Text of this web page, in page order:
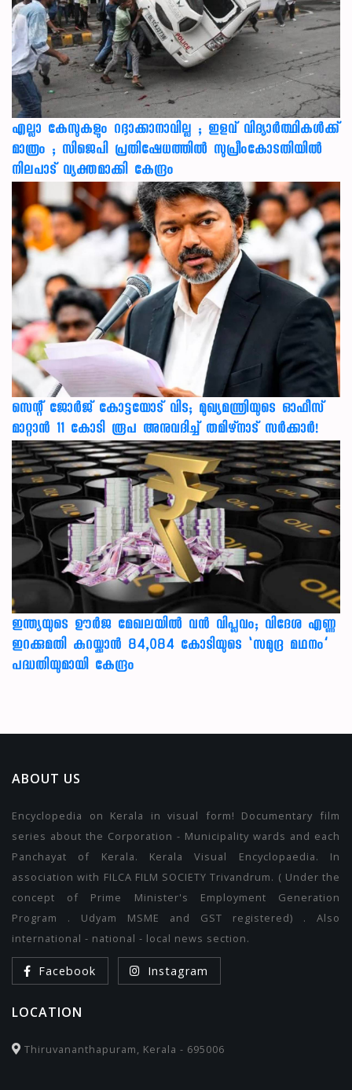
എല്ലാ കേസുകളും റദ്ദാക്കാനാവില്ല ; ഇളവ് വിദ്യാർത്ഥികൾക്ക്
മാത്രം ; സിജെപി പ്രതിഷേധത്തിൽ സുപ്രീംകോടതിയിൽ
നിലപാട് വ്യക്തമാക്കി കേന്ദ്രം
സെന്റ് ജോർജ് കോട്ടയോട് വിട; മുഖ്യമന്ത്രിയുടെ ഓഫീസ്
മാറ്റാൻ 11 കോടി രൂപ അനുവദിച്ച് തമിഴ്നാട് സർക്കാർ!
ഇന്ത്യയുടെ ഊർജ മേഖലയിൽ വൻ വിപ്ലവം; വിദേശ എണ്ണ
ഇറക്കുമതി കുറയ്ക്കാൻ 84,084 കോടിയുടെ ‘സമുദ്ര മഥനം’
പദ്ധതിയുമായി കേന്ദ്രം
ABOUT US
Encyclopedia on Kerala in visual form! Documentary film
series about the Corporation - Municipality wards and each
Panchayat of Kerala. Kerala Visual Encyclopaedia. In
association with FILCA FILM SOCIETY Trivandrum. ( Under the
concept of Prime Minister's Employment Generation
Program . Udyam MSME and GST registered) . Also
international - national - local news section.
Facebook Instagram
LOCATION
Thiruvananthapuram, Kerala - 695006